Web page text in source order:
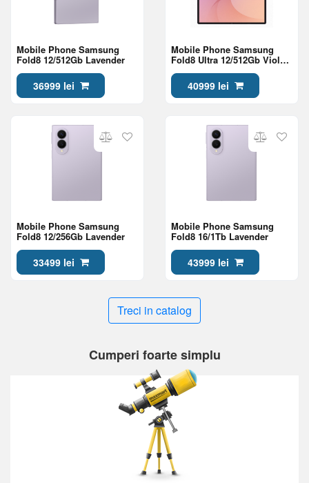
Mobile Phone Samsung
Fold8 12/512Gb Lavender
36999 lei
Mobile Phone Samsung
Fold8 Ultra 12/512Gb Violet
Shadow
40999 lei
Mobile Phone Samsung
Fold8 12/256Gb Lavender
33499 lei
Mobile Phone Samsung
Fold8 16/1Tb Lavender
43999 lei
Treci in catalog
Cumperi foarte simplu